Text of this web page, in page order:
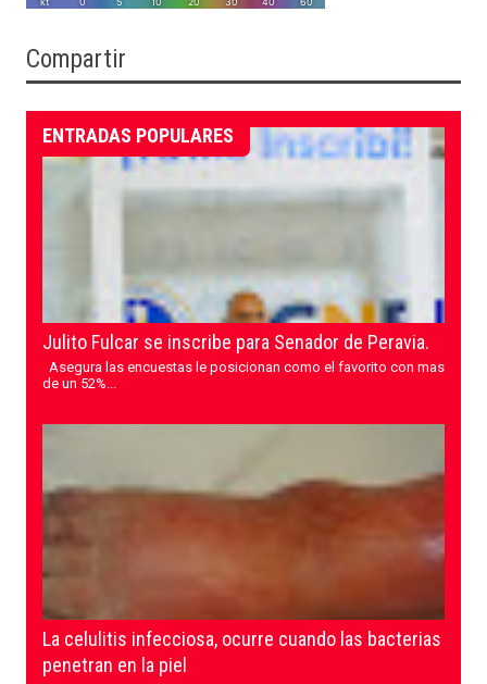
Compartir
ENTRADAS POPULARES
Julito Fulcar se inscribe para Senador de Peravia.
Asegura las encuestas le posicionan como el favorito con mas
de un 52%...
La celulitis infecciosa, ocurre cuando las bacterias
penetran en la piel